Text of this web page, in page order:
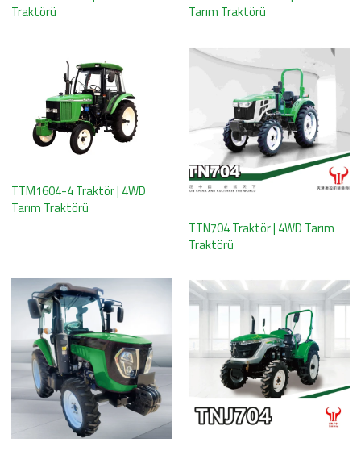
Traktörü
Tarım Traktörü
TTM1604-4 Traktör | 4WD
Tarım Traktörü
TTN704 Traktör | 4WD Tarım
Traktörü